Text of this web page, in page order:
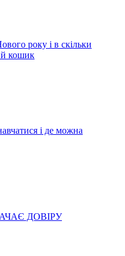
року і в скільки
кошик
і де можна
ДОВІРУ